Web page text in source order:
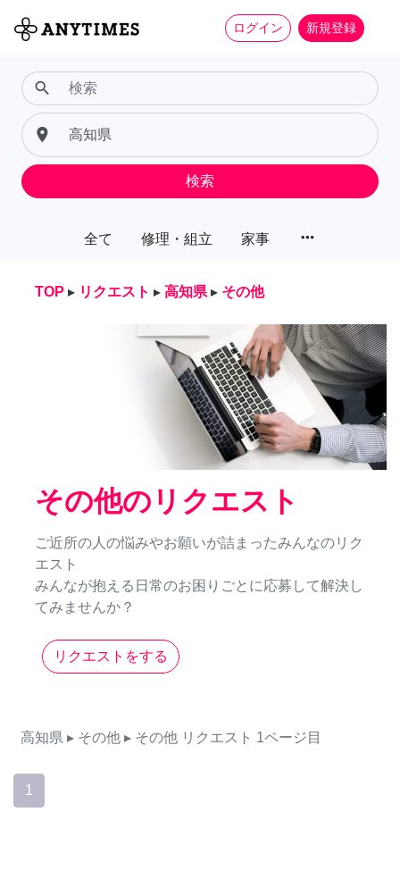
ログイン 新規登録
全て 修理・組立 家事 more_horiz
search
place
検索
TOP ▸ リクエスト ▸ 高知県 ▸ その他
その他のリクエスト
ご近所の人の悩みやお願いが詰まったみんなのリク
エスト
みんなが抱える日常のお困りごとに応募して解決し
てみませんか？
リクエストをする
高知県 ▸ その他 ▸ その他 リクエスト 1ページ目
1